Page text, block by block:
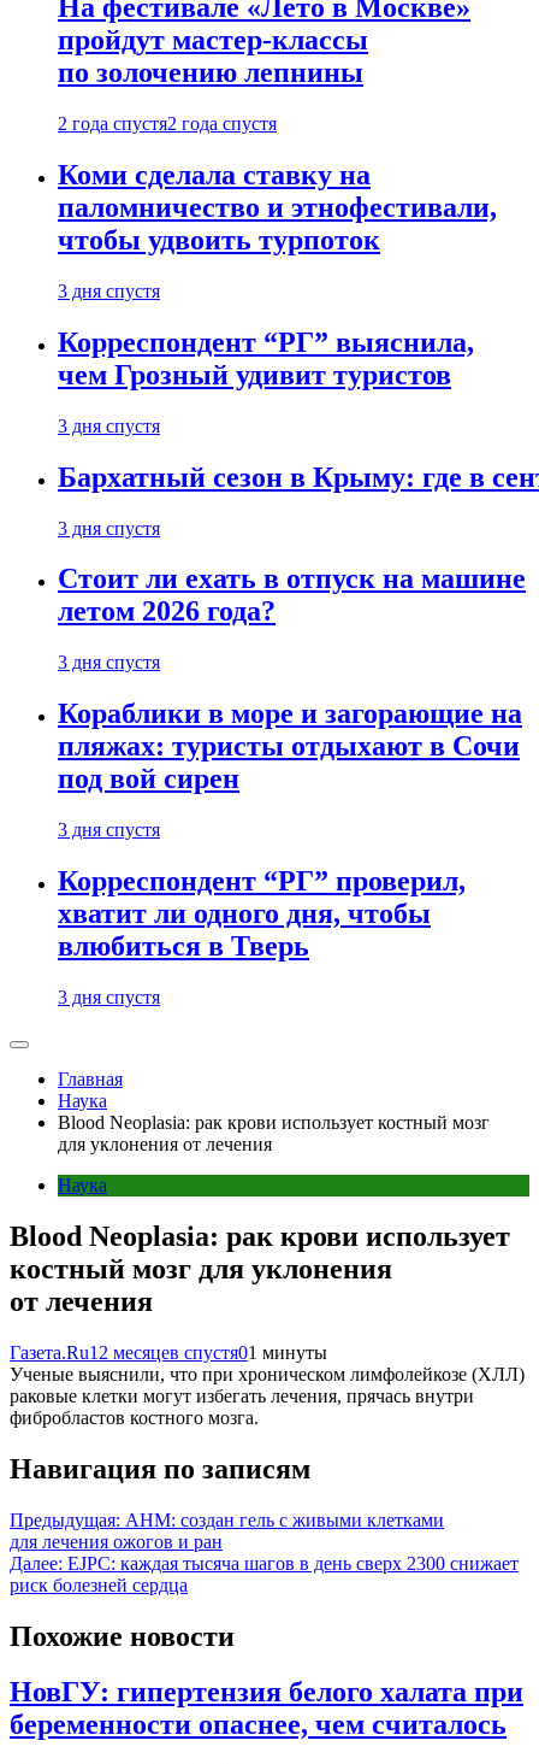
На фестивале «Лето в Москве»
пройдут мастер-классы
по золочению лепнины
2 года спустя2 года спустя
Коми сделала ставку на
паломничество и этнофестивали,
чтобы удвоить турпоток
3 дня спустя
Корреспондент “РГ” выяснила,
чем Грозный удивит туристов
3 дня спустя
Бархатный сезон в Крыму: где в
3 дня спустя
Стоит ли ехать в отпуск на машине
летом 2026 года?
3 дня спустя
Кораблики в море и загорающие на
пляжах: туристы отдыхают в Сочи
под вой сирен
3 дня спустя
Корреспондент “РГ” проверил,
хватит ли одного дня, чтобы
влюбиться в Тверь
3 дня спустя
Главная
Наука
Blood Neoplasia: рак крови использует костный мозг
для уклонения от лечения
Наука
Blood Neoplasia: рак крови использует
костный мозг для уклонения
от лечения
Газета.Ru12 месяцев спустя01 минуты
Ученые выяснили, что при хроническом лимфолейкозе (ХЛЛ)
раковые клетки могут избегать лечения, прячась внутри
фибробластов костного мозга.
Навигация по записям
Предыдущая: AHM: создан гель с живыми клетками
для лечения ожогов и ран
Далее: EJPC: каждая тысяча шагов в день сверх 2300 снижает
риск болезней сердца
Похожие новости
НовГУ: гипертензия белого халата при
беременности опаснее, чем считалось